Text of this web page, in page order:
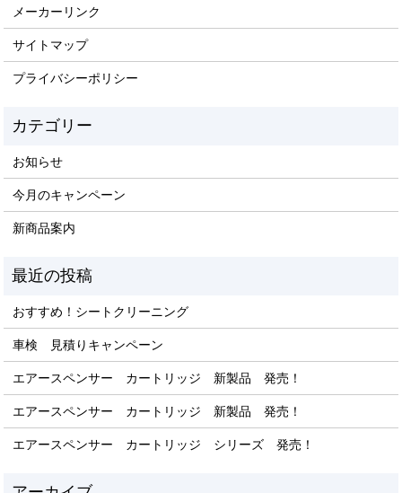
メーカーリンク
サイトマップ
プライバシーポリシー
お知らせ
今月のキャンペーン
新商品案内
おすすめ！シートクリーニング
車検 見積りキャンペーン
エアースペンサー カートリッジ 新製品 発売！
エアースペンサー カートリッジ 新製品 発売！
エアースペンサー カートリッジ シリーズ 発売！